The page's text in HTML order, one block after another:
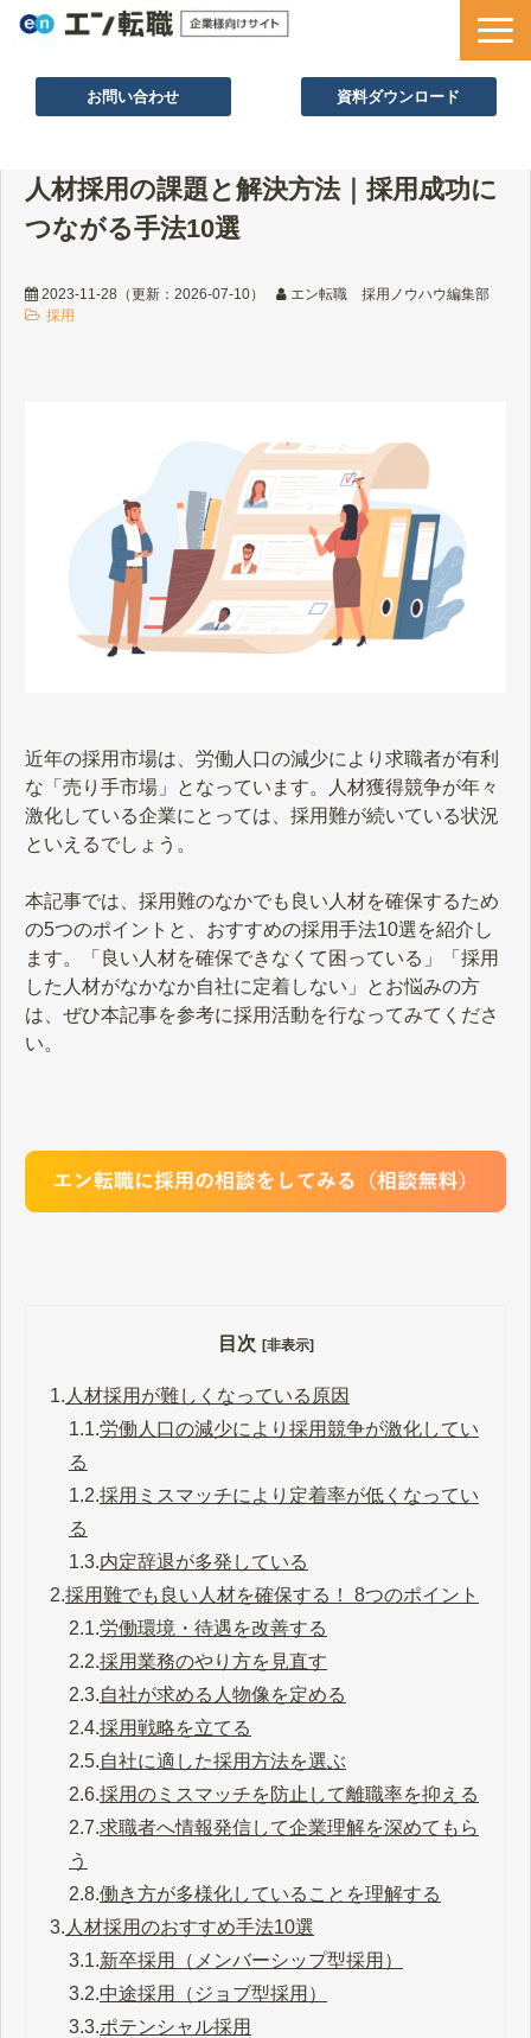
お問い合わせ 資料ダウンロード
採用ノウハウ
採用事例
セミナー情報
人材採用の課題と解決方法｜採用成功に
つながる手法10選
2023-11-28 （更新： 2026-07-10）
エン転職 採用ノウハウ編集部
採用
近年の採用市場は、労働人口の減少により求職者が有利
な「売り手市場」となっています。人材獲得競争が年々
激化している企業にとっては、採用難が続いている状況
といえるでしょう。
本記事では、採用難のなかでも良い人材を確保するため
の5つのポイントと、おすすめの採用手法10選を紹介し
ます。「良い人材を確保できなくて困っている」「採用
した人材がなかなか自社に定着しない」とお悩みの方
は、ぜひ本記事を参考に採用活動を行なってみてくださ
い。
目次 [非表示]
1. 人材採用が難しくなっている原因
1.1.労働人口の減少により採用競争が激化してい
る
1.2.採用ミスマッチにより定着率が低くなってい
る
1.3.内定辞退が多発している
2.採用難でも良い人材を確保する！ 8つのポイント
2.1.労働環境・待遇を改善する
2.2.採用業務のやり方を見直す
2.3.自社が求める人物像を定める
2.4.採用戦略を立てる
2.5.自社に適した採用方法を選ぶ
2.6.採用のミスマッチを防止して離職率を抑える
2.7.求職者へ情報発信して企業理解を深めてもら
う
2.8.働き方が多様化していることを理解する
3. 人材採用のおすすめ手法10選
3.1.新卒採用（メンバーシップ型採用）
3.2.中途採用（ジョブ型採用）
3.3.ポテンシャル採用